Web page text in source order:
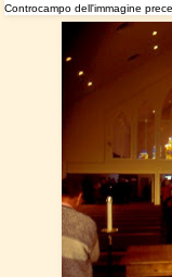
Controcampo dell'immagine